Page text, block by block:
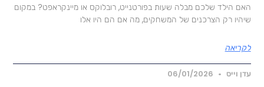
הילד שלכם מבלה שעות בפורטנייט, רובלוקס או מיינקראפט? במקום
רק הצרכנים של המשחקים, מה אם הם היו אלו
וייס 06/01/2026